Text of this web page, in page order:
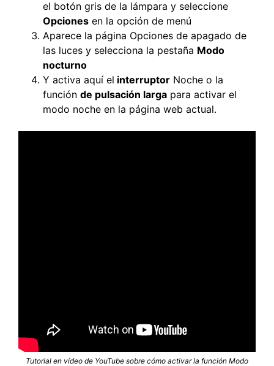
el botón gris de la lámpara y seleccione
Opciones en la opción de menú
Aparece la página Opciones de apagado de
las luces y selecciona la pestaña Modo
nocturno
Y activa aquí el interruptor Noche o la
función de pulsación larga para activar el
modo noche en la página web actual.
Tutorial en vídeo de YouTube sobre cómo activar la función Modo